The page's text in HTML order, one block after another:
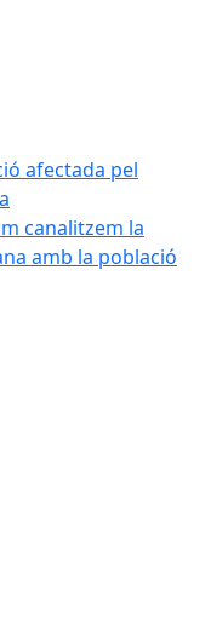
afectada pel
canalitzem la
amb la població